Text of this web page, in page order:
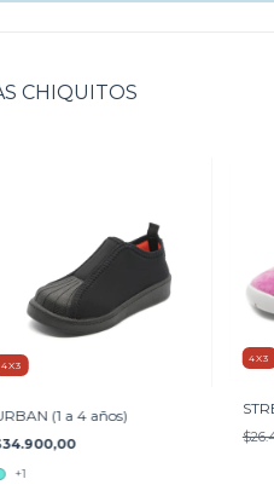
CHIQUITOS
4X3
(1 a 4 años)
+1
4X3